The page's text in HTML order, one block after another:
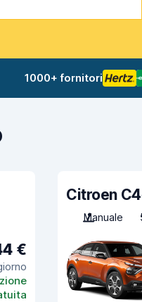
1000+ fornitori
€
Citroen C4
Manuale